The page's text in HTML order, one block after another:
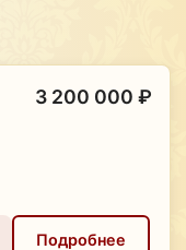
3 200 000 ₽
Подробнее